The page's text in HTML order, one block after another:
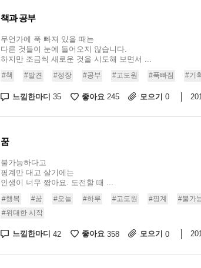
책과 공부
무언가에 푹 빠져 있을 때는
다른 것들이 눈에 들어오지 않습니다.
하지만 조금씩 새로운 것을 시도해 보면서 ...
#책 #발견 #성장 #공부 #고도원 #푹빠짐 #기획
느낌한마디 35 좋아요 245 모으기 0
꿈
불가능하다고
핑계만 대고 살기에는
인생이 너무 짧아요. 도전할 때 ...
#행복 #꿈 #오늘 #하루 #고도원 #핑계 #불가
#위대한 시작
느낌한마디 42 좋아요 358 모으기 0